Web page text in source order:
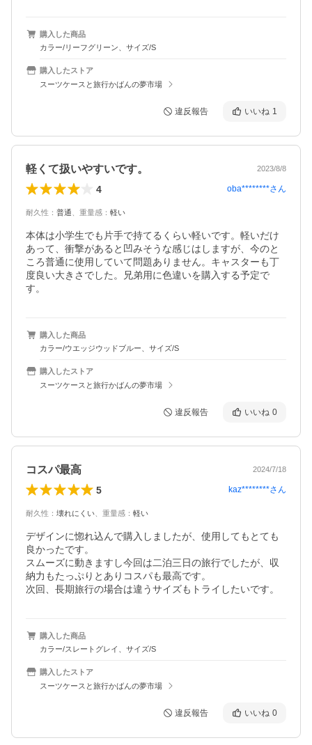
購入した商品
カラー/リーフグリーン、サイズ/S
購入したストア
スーツケースと旅行かばんの夢市場
違反報告 いいね 1
軽くて扱いやすいです。 2023/8/8
4 oba********さん
耐久性 ： 普通 重量感 ： 軽い
本体は小学生でも片手で持てるくらい軽いです。軽いだけ
あって、衝撃があると凹みそうな感じはしますが、今のと
ころ普通に使用していて問題ありません。キャスターも丁
度良い大きさでした。兄弟用に色違いを購入する予定で
す。
購入した商品
カラー/ウエッジウッドブルー、サイズ/S
購入したストア
スーツケースと旅行かばんの夢市場
違反報告 いいね 0
コスパ最高 2024/7/18
5 kaz********さん
耐久性 ： 壊れにくい 重量感 ： 軽い
デザインに惚れ込んで購入しましたが、使用してもとても
良かったです。
スムーズに動きますし今回は二泊三日の旅行でしたが、収
納力もたっぷりとありコスパも最高です。
次回、長期旅行の場合は違うサイズもトライしたいです。
購入した商品
カラー/スレートグレイ、サイズ/S
購入したストア
スーツケースと旅行かばんの夢市場
違反報告 いいね 0